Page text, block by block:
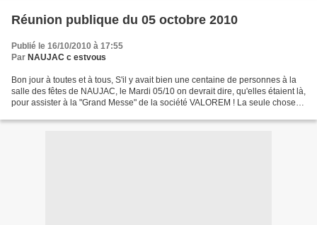
Réunion publique du 05 octobre 2010
Publié le 16/10/2010 à 17:55
Par NAUJAC c estvous
Bon jour à toutes et à tous, S'il y avait bien une centaine de personnes à la
salle des fêtes de NAUJAC, le Mardi 05/10 on devrait dire, qu'elles étaient là,
pour assister à la "Grand Messe" de la société VALOREM ! La seule chose